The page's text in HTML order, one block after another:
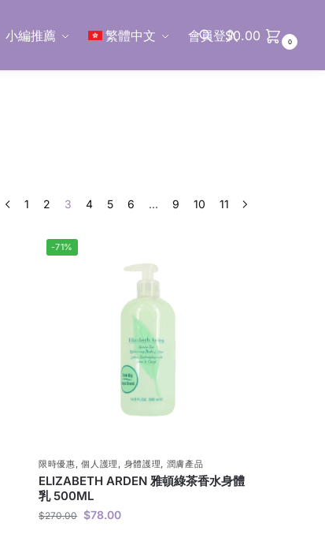
小編推薦 繁體中文 會員登入
$0.00 0
1 2 3 4 5 6 ... 9 10 11
-71%
限時優惠,個人護理 , 身體護理, 潤膚產品
ELIZABETH ARDEN 雅頓綠茶香水身體
乳 500ML
$270.00 $78.00